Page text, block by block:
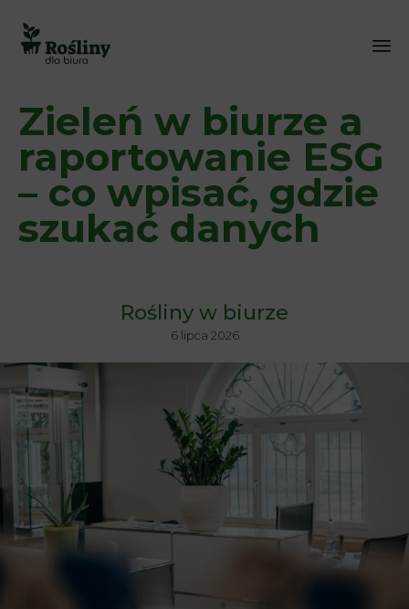
Zieleń w biurze a
raportowanie ESG
– co wpisać, gdzie
szukać danych
Rośliny w biurze
6 lipca 2026